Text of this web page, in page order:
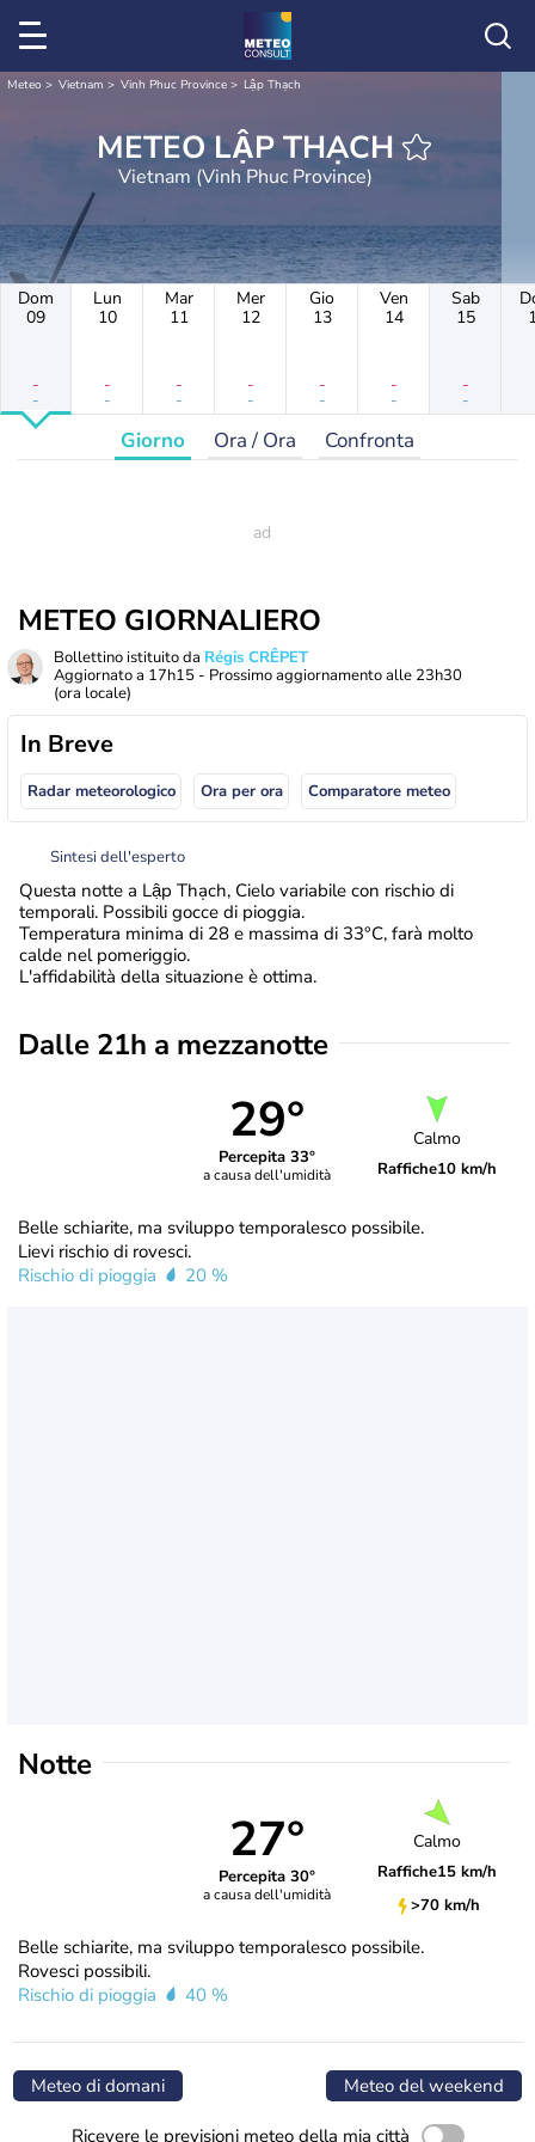
Meteo Vietnam Vinh Phuc Province Lập Thạch
METEO LẬP THẠCH
Vietnam (Vinh Phuc Province)
Dom
09
-
-
Lun
10
-
-
Mar
11
-
-
Mer
12
-
-
Gio
13
-
-
Ven
14
-
-
Sab
15
-
-
Giorno Ora / Ora Confronta
METEO GIORNALIERO
Bollettino istituito da Régis CRÊPET
Aggiornato a 17h15 - Prossimo aggiornamento alle 23h30
(ora locale)
In Breve
Radar meteorologico Ora per ora Comparatore meteo
Sintesi dell'esperto
Questa notte a Lập Thạch, Cielo variabile con rischio di
temporali. Possibili gocce di pioggia.
Temperatura minima di 28 e massima di 33°C, farà molto
calde nel pomeriggio.
L'affidabilità della situazione è ottima.
Dalle 21h a mezzanotte
29°
Percepita 33°
a causa dell'umidità
Calmo
Raffiche10 km/h
Belle schiarite, ma sviluppo temporalesco possibile.
Lievi rischio di rovesci.
Rischio di pioggia
20 %
Notte
27°
Percepita 30°
a causa dell'umidità
Calmo
Raffiche15 km/h
>70 km/h
Belle schiarite, ma sviluppo temporalesco possibile.
Rovesci possibili.
Rischio di pioggia
40 %
Meteo di domani Meteo del weekend
Ricevere le previsioni meteo della mia città